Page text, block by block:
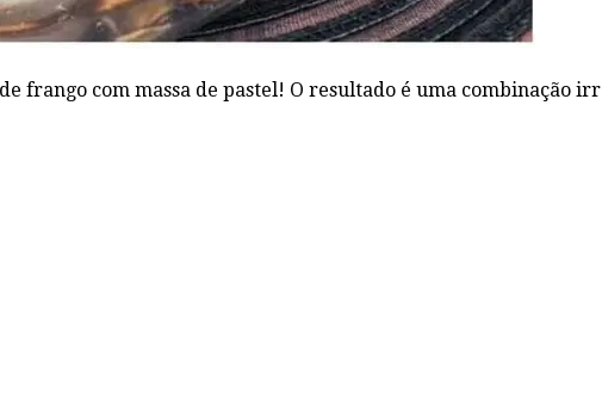
frango com massa de pastel! O resultado é uma combinação